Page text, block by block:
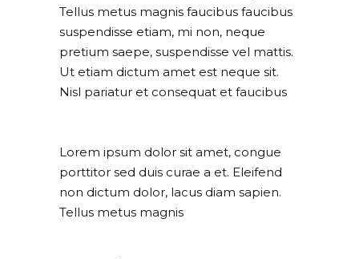
Tellus metus magnis faucibus faucibus
suspendisse etiam, mi non, neque
pretium saepe, suspendisse vel mattis.
Ut etiam dictum amet est neque sit.
Nisl pariatur et consequat et faucibus
Lorem ipsum dolor sit amet, congue
porttitor sed duis curae a et. Eleifend
non dictum dolor, lacus diam sapien.
Tellus metus magnis